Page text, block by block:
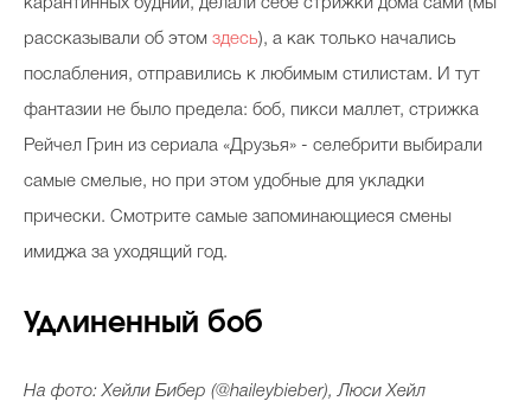
рассказывали об этом здесь), а как только начались
послабления, отправились к любимым стилистам. И тут
фантазии не было предела: боб, пикси маллет, стрижка
Рейчел Грин из сериала «Друзья» - селебрити выбирали
самые смелые, но при этом удобные для укладки
прически. Смотрите самые запоминающиеся смены
имиджа за уходящий год.
Удлиненный боб
На фото: Хейли Бибер (@haileybieber), Люси Хейл